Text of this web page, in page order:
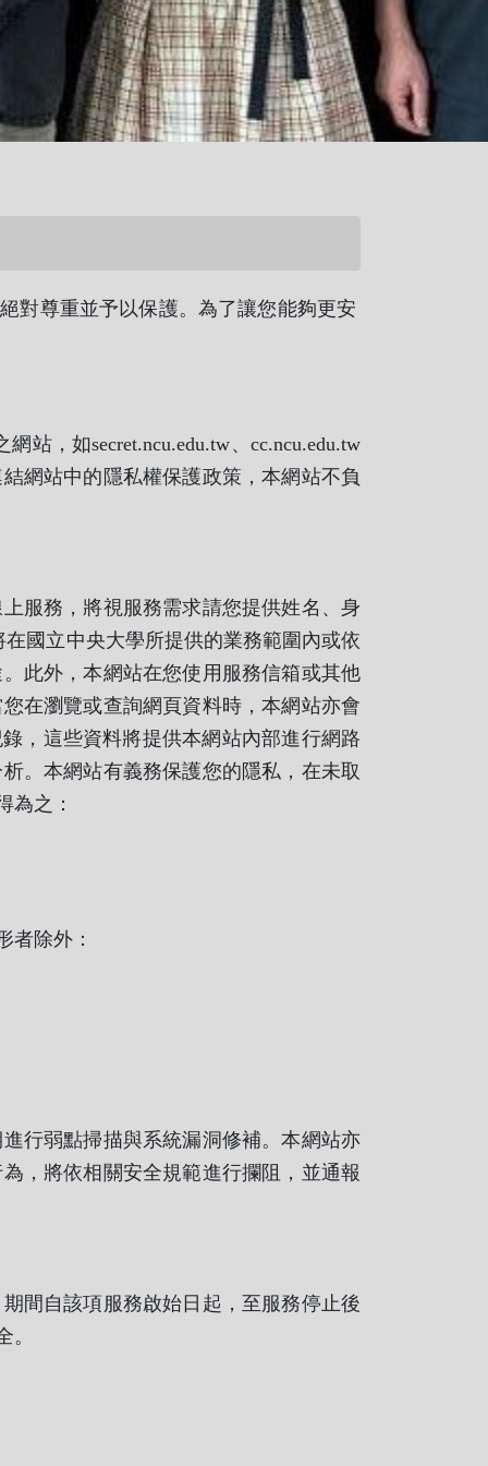
尊重並予以保護。為了讓您能夠更安
，如secret.ncu.edu.tw、cc.ncu.edu.tw
網站中的隱私權保護政策，本網站不負
服務，將視服務需求請您提供姓名、身
國立中央大學所提供的業務範圍內或依
此外，本網站在您使用服務信箱或其他
在瀏覽或查詢網頁資料時，本網站亦會
，這些資料將提供本網站內部進行網路
。本網站有義務保護您的隱私，在未取
為之：
者除外：
行弱點掃描與系統漏洞修補。本網站亦
，將依相關安全規範進行攔阻，並通報
自該項服務啟始日起，至服務停止後